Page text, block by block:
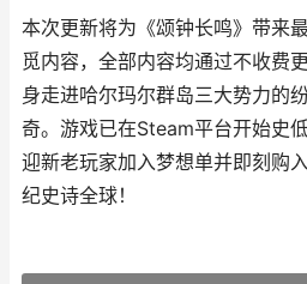
本次更新将为《颂钟长鸣》带来
觅内容，全部内容均通过不收费
身走进哈尔玛尔群岛三大势力的
奇。游戏已在Steam平台开始史
迎新老玩家加入梦想单并即刻购
纪史诗全球！